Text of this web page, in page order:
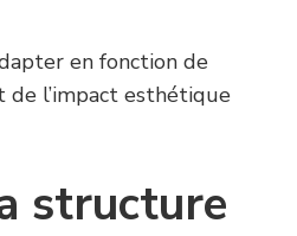
en fonction de
de l’impact esthétique
structure